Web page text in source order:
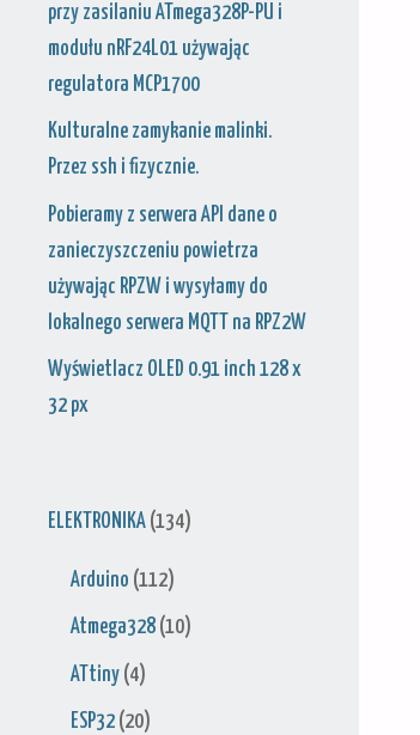
przy zasilaniu ATmega328P-PU i
modułu nRF24L01 używając
regulatora MCP1700
Kulturalne zamykanie malinki.
Przez ssh i fizycznie.
Pobieramy z serwera API dane o
zanieczyszczeniu powietrza
używając RPZW i wysyłamy do
lokalnego serwera MQTT na RPZ2W
Wyświetlacz OLED 0.91 inch 128 x
32 px
ELEKTRONIKA (134)
Arduino (112)
Atmega328 (10)
ATtiny (4)
ESP32 (20)